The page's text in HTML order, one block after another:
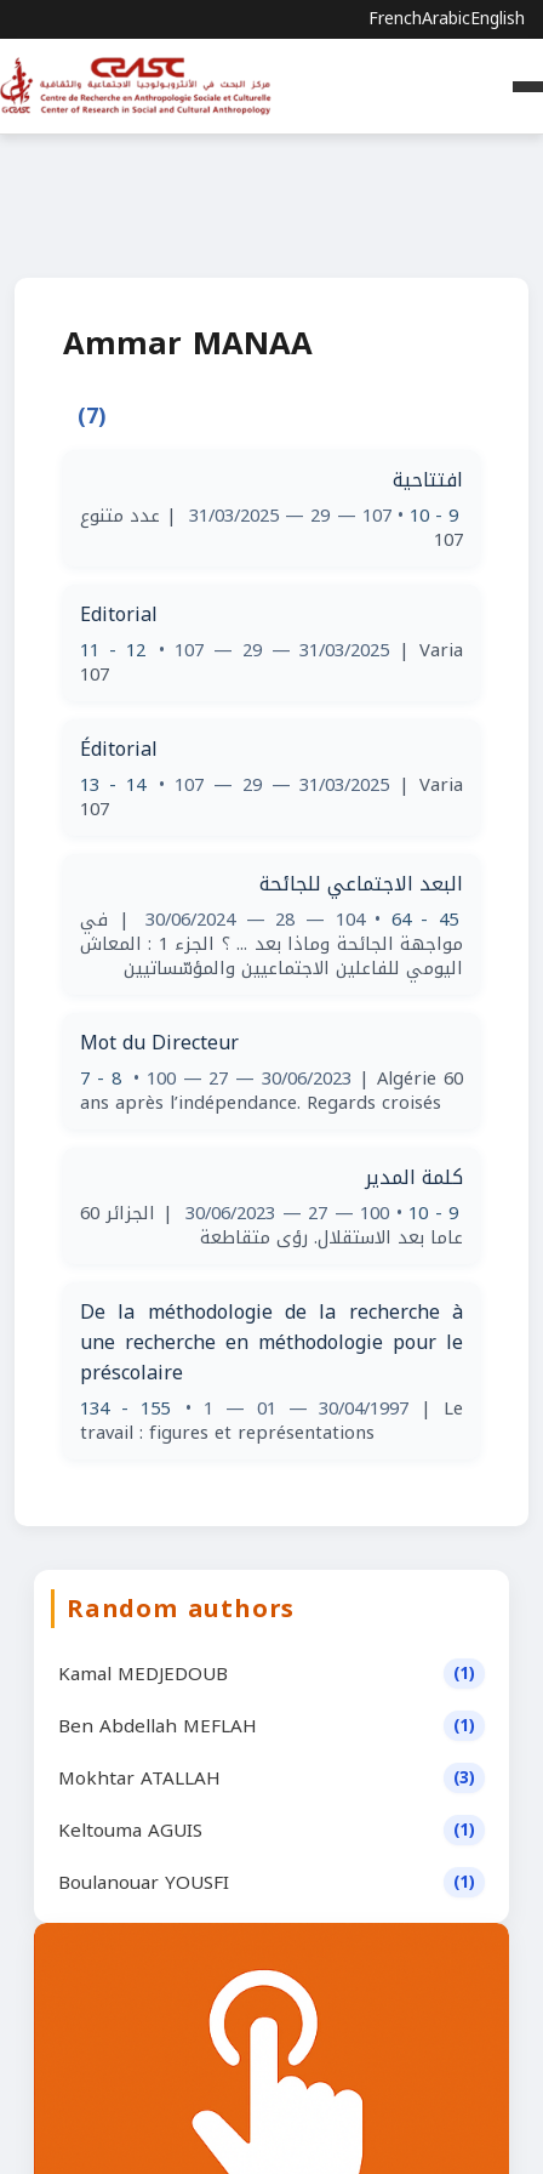
FrenchArabicEnglish
Ammar MANAA
(7)
افتتاحية
9 - 10
• 107 — 29 — 31/03/2025 | عدد متنوع
107
Editorial
11 - 12 • 107 — 29 — 31/03/2025 | Varia
107
Éditorial
13 - 14 • 107 — 29 — 31/03/2025 | Varia
107
البعد الاجتماعي للجائحة
45 - 64
• 104 — 28 — 30/06/2024 | في
مواجهة الجائحة وماذا بعد ... ؟ الجزء 1 : المعاش
اليومي للفاعلين الاجتماعيين والمؤسّساتيين
Mot du Directeur
7 - 8 • 100 — 27 — 30/06/2023 | Algérie 60
ans après l’indépendance. Regards croisés
كلمة المدير
9 - 10
• 100 — 27 — 30/06/2023 | الجزائر 60
عاما بعد الاستقلال. رؤى متقاطعة
De la méthodologie de la recherche à
une recherche en méthodologie pour le
préscolaire
134 - 155 • 1 — 01 — 30/04/1997 | Le
travail : figures et représentations
Random authors
Kamal MEDJEDOUB (1)
Ben Abdellah MEFLAH (1)
Mokhtar ATALLAH (3)
Keltouma AGUIS (1)
Boulanouar YOUSFI (1)